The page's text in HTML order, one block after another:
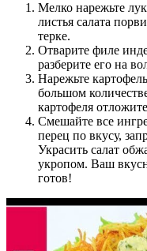
Мелко нарежьте
листья салата
терке.
Отварите филе
разберите его на
Нарежьте
большом
картофеля
Смешайте все
перец по вкусу,
Украсить салат
укропом. Ваш
готов!